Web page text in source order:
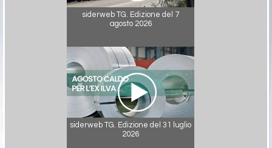
siderweb TG. Edizione del 7
agosto 2026
siderweb TG. Edizione del 31 luglio
2026